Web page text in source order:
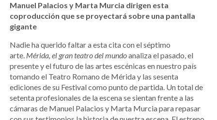
Manuel Palacios y Marta Murcia dirigen esta
coproducción que se proyectará sobre una pantalla
gigante
Nadie ha querido faltar a esta cita con el séptimo
arte. Mérida, el gran teatro del mundoanaliza el pasado, el
presente y el futuro de las artes escénicas en nuestro país
tomando el Teatro Romano de Mérida y las sesenta
ediciones de su Festival como punto de partida. Un total de
setenta profesionales de la escena se sientan frente a las
cámaras de Manuel Palacios y Marta Murcia para repasar